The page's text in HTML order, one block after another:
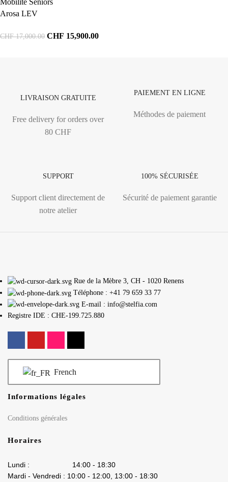
Mobilité Séniors
Arosa LEV
CHF17,000.00 CHF 15,900.00
LIVRAISON GRATUITE
Free delivery for orders over
80 CHF
PAIEMENT EN LIGNE
Méthodes de paiement
SUPPORT
Support client directement de
notre atelier
100% SÉCURISÉE
Sécurité de paiement garantie
Rue de la Mèbre 3, CH - 1020 Renens
Téléphone : +41 79 659 33 77
E-mail : info@stelfia.com
Registre IDE : CHE-199.725.880
French
Informations légales
Conditions générales
Horaires
Lundi : 14:00 - 18:30
Mardi - Vendredi : 10:00 - 12:00, 13:00 - 18:30